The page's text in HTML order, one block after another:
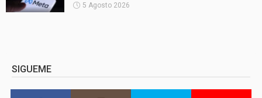
5 Agosto 2026
SIGUEME